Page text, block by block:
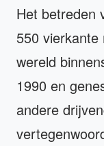
Het betreden
550
wereld
1990 en
andere